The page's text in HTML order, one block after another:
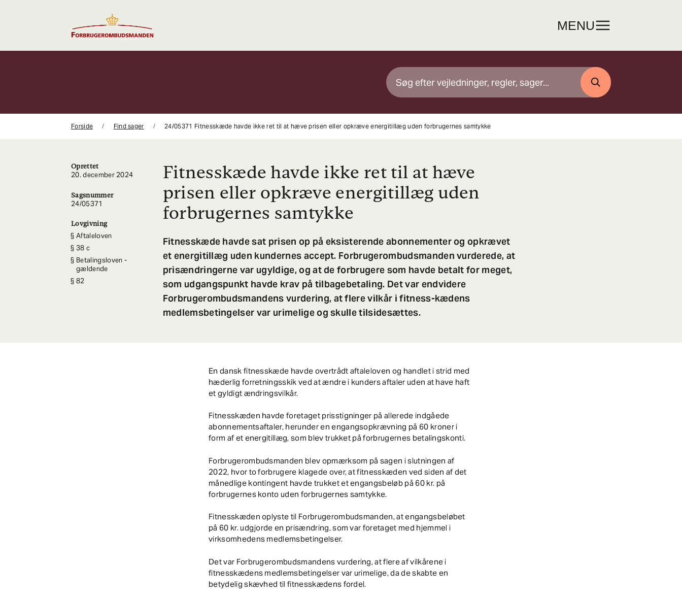
MENU
SØG
Forside Find sager 24/05371 Fitnesskæde havde ikke ret til at hæve prisen eller opkræve energitillæg uden forbrugernes samtykke
Oprettet
20. december 2024
Sagsnummer
24/05371
Lovgivning
Aftaleloven
38 c
Betalingsloven -
gældende
82
Fitnesskæde havde ikke ret til at hæve
prisen eller opkræve energitillæg uden
forbrugernes samtykke
Fitnesskæde havde sat prisen op på eksisterende abonnementer og opkrævet
et energitillæg uden kundernes accept. Forbrugerombudsmanden vurderede, at
prisændringerne var ugyldige, og at de forbrugere som havde betalt for meget,
som udgangspunkt havde krav på tilbagebetaling. Det var endvidere
Forbrugerombudsmandens vurdering, at flere vilkår i fitness-kædens
medlemsbetingelser var urimelige og skulle tilsidesættes.
En dansk fitnesskæde havde overtrådt aftaleloven og handlet i strid med
hæderlig forretningsskik ved at ændre i kunders aftaler uden at have haft
et gyldigt ændringsvilkår.
Fitnesskæden havde foretaget prisstigninger på allerede indgåede
abonnementsaftaler, herunder en engangsopkrævning på 60 kroner i
form af et energitillæg, som blev trukket på forbrugernes betalingskonti.
Forbrugerombudsmanden blev opmærksom på sagen i slutningen af
2022, hvor to forbrugere klagede over, at fitnesskæden ved siden af det
månedlige kontingent havde trukket et engangsbeløb på 60 kr. på
forbrugernes konto uden forbrugernes samtykke.
Fitnesskæden oplyste til Forbrugerombudsmanden, at engangsbeløbet
på 60 kr. udgjorde en prisændring, som var foretaget med hjemmel i
virksomhedens medlemsbetingelser.
Det var Forbrugerombudsmandens vurdering, at flere af vilkårene i
fitnesskædens medlemsbetingelser var urimelige, da de skabte en
betydelig skævhed til fitnesskædens fordel.